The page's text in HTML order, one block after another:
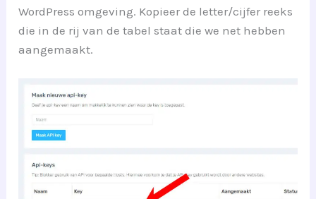
WordPress omgeving. Kopieer de letter/cijfer reeks
die in de rij van de tabel staat die we net hebben
aangemaakt.